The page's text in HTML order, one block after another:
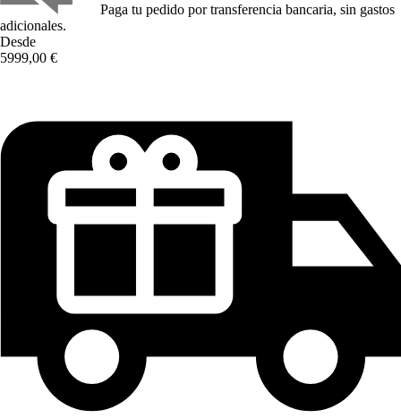
Paga tu pedido por transferencia bancaria, sin gastos
adicionales.
Desde
5999,00 €